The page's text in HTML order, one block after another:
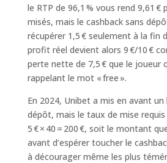
le RTP de 96,1 % vous rend 9,61 €
misés, mais le cashback sans
récupérer 1,5 € seulement à la fin
profit réel devient alors 9 €/10 €
perte nette de 7,5 € que le joueur
rappelant le mot « free ».
En 2024, Unibet a mis en avant un
dépôt, mais le taux de mise
5 € × 40 = 200 €, soit le montant
avant d’espérer toucher le
à décourager même les plus